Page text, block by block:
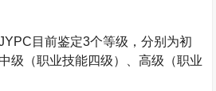
目前鉴定3个等级，分别为初
级（职业技能四级）、高级（职业